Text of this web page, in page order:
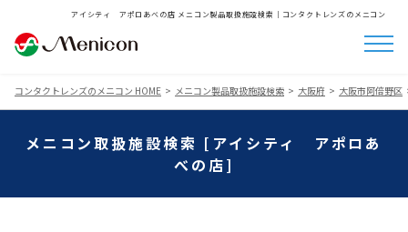
アイシティ アポロあべの店 メニコン製品取扱施設検索│コンタクトレンズのメニコン
コンタクトレンズのメニコン HOME メニコン製品取扱施設検索 大阪府 大阪市阿倍野区
メニコン取扱施設検索 [アイシティ アポロあ
べの店]